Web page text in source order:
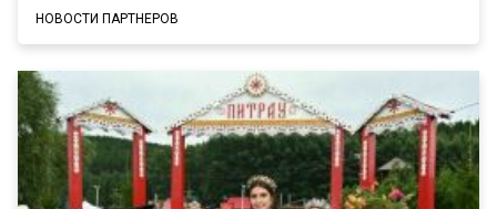
НОВОСТИ ПАРТНЕРОВ